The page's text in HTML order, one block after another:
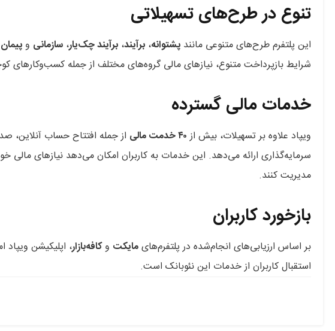
تنوع در طرح‌های تسهیلاتی
این پلتفرم طرح‌های متنوعی مانند پشتوانه، برآیند، برآیند چک‌یار، سازمانی وپیمان
شرایط بازپرداخت متنوع، نیازهای مالی گروه‌های مختلف از جمله کسب‌وکارهای
خدمات مالی گسترده
ویپاد علاوه بر تسهیلات، بیش از۴۰ خدمت مالی
از جمله افتتاح حساب آنلاین،
سرمایه‌گذاری ارائه می‌دهد. این خدمات به کاربران امکان می‌دهد نیازهای مالی
مدیریت کنند.
بازخورد کاربران
بر اساس ارزیابی‌های انجام‌شده در پلتفرم‌هایمایکت وکافه‌بازار، اپلیکیشن ویپاد
استقبال کاربران از خدمات این نئوبانک است.